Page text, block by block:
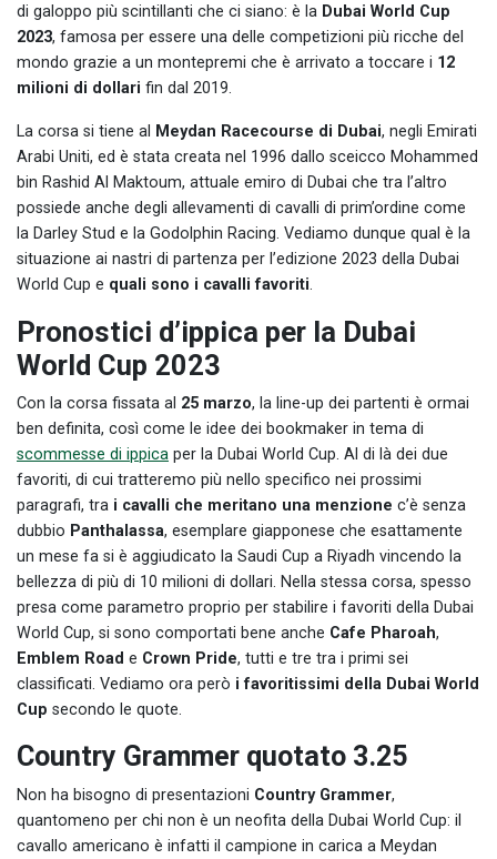
di galoppo più scintillanti che ci siano: è la Dubai World Cup
2023, famosa per essere una delle competizioni più ricche del
mondo grazie a un montepremi che è arrivato a toccare i 12
milioni di dollari fin dal 2019.
La corsa si tiene al Meydan Racecourse di Dubai, negli Emirati
Arabi Uniti, ed è stata creata nel 1996 dallo sceicco Mohammed
bin Rashid Al Maktoum, attuale emiro di Dubai che tra l’altro
possiede anche degli allevamenti di cavalli di prim’ordine come
la Darley Stud e la Godolphin Racing. Vediamo dunque qual è la
situazione ai nastri di partenza per l’edizione 2023 della Dubai
World Cup e quali sono i cavalli favoriti.
Pronostici d’ippica per la Dubai
World Cup 2023
Con la corsa fissata al 25 marzo, la line-up dei partenti è ormai
ben definita, così come le idee dei bookmaker in tema di
scommesse di ippica per la Dubai World Cup. Al di là dei due
favoriti, di cui tratteremo più nello specifico nei prossimi
paragrafi, tra i cavalli che meritano una menzione c’è senza
dubbio Panthalassa, esemplare giapponese che esattamente
un mese fa si è aggiudicato la Saudi Cup a Riyadh vincendo la
bellezza di più di 10 milioni di dollari. Nella stessa corsa, spesso
presa come parametro proprio per stabilire i favoriti della Dubai
World Cup, si sono comportati bene anche Cafe Pharoah,
Emblem Road e Crown Pride, tutti e tre tra i primi sei
classificati. Vediamo ora però i favoritissimi della Dubai World
Cup secondo le quote.
Country Grammer quotato 3.25
Non ha bisogno di presentazioni Country Grammer,
quantomeno per chi non è un neofita della Dubai World Cup: il
cavallo americano è infatti il campione in carica a Meydan